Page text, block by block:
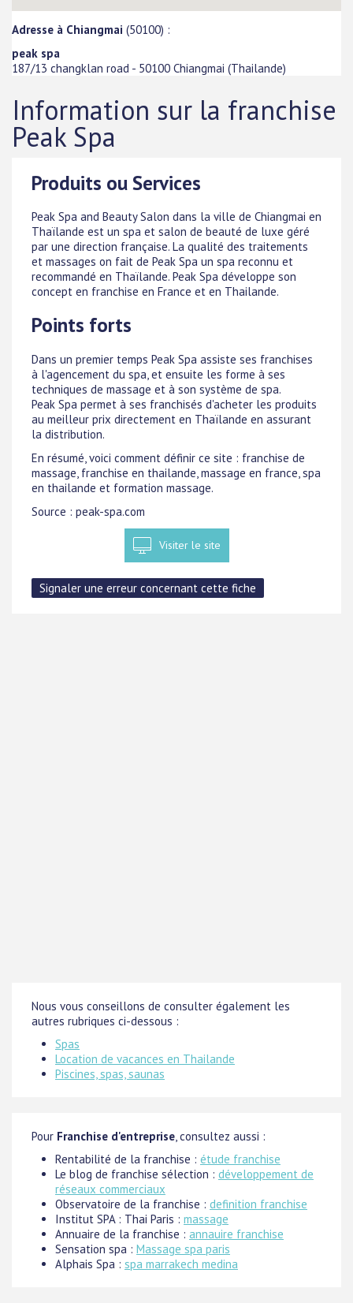
Adresse à Chiangmai (50100) :
peak spa
187/13 changklan road - 50100 Chiangmai (Thailande)
Information sur la franchise
Peak Spa
Produits ou Services
Peak Spa and Beauty Salon dans la ville de Chiangmai en
Thaïlande est un spa et salon de beauté de luxe géré
par une direction française. La qualité des traitements
et massages on fait de Peak Spa un spa reconnu et
recommandé en Thaïlande. Peak Spa développe son
concept en franchise en France et en Thailande.
Points forts
Dans un premier temps Peak Spa assiste ses franchises
à l'agencement du spa, et ensuite les forme à ses
techniques de massage et à son système de spa.
Peak Spa permet à ses franchisés d'acheter les produits
au meilleur prix directement en Thaïlande en assurant
la distribution.
En résumé, voici comment définir ce site : franchise de
massage, franchise en thailande, massage en france, spa
en thailande et formation massage.
Source : peak-spa.com
Visiter le site
Nous vous conseillons de consulter également les
autres rubriques ci-dessous :
Spas
Location de vacances en Thailande
Piscines, spas, saunas
Pour Franchise d'entreprise , consultez aussi :
Rentabilité de la franchise : étude franchise
Le blog de franchise sélection : développement de
réseaux commerciaux
Observatoire de la franchise : definition franchise
Institut SPA : Thai Paris : massage
Annuaire de la franchise : annauire franchise
Sensation spa : Massage spa paris
Alphais Spa : spa marrakech medina